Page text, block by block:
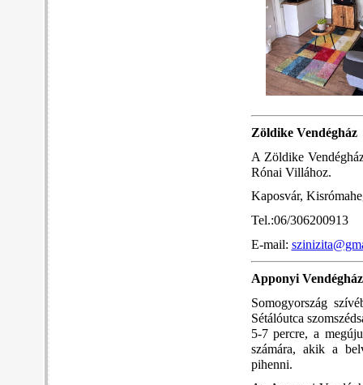
Zöldike Vendégház
A Zöldike
Rónai Villához.
Kaposvár,
Tel.:06/306200913
E-mail:
Apponyi Vendégház
Somogyország
Sétálóutca
5-7 percre, a
számára, akik a
pihenni.